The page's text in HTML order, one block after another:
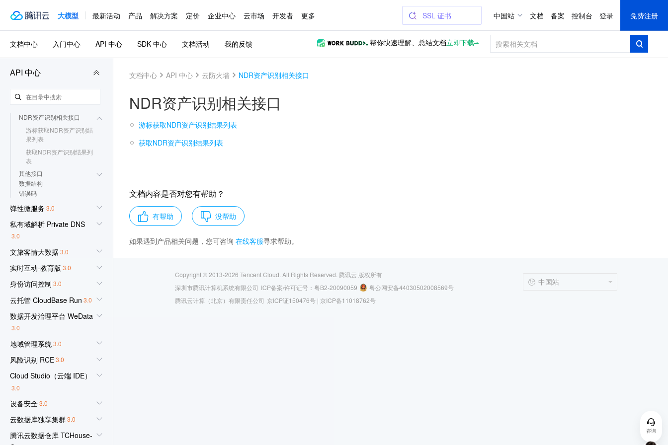
大模型 最新活动 产品 解决方案 定价 企业中心 云市场 开发者 更多 SSL 证书 中国站 文档 备案 控制台 登录 免费注册
API 中心
访问控制相关接口
防火墙状态相关接口
通用相关接口
AI安全场景相关接口
防火墙开关相关接口
资产中心相关接口
NDR资产识别相关接口
游标获取NDR资产识别结
果列表
获取NDR资产识别结果列
表
其他接口
数据结构
错误码
弹性微服务 3.0
私有域解析 Private DNS
3.0
文旅客情大数据3.0
实时互动-教育版 3.0
身份访问控制 3.0
云托管 CloudBase Run 3.0
数据开发治理平台 WeData
3.0
地域管理系统3.0
风险识别 RCE3.0
Cloud Studio（云端 IDE）
3.0
设备安全3.0
云数据库独享集群3.0
腾讯云数据仓库 TCHouse-
文档中心 入门中心 API 中心 SDK 中心 文档活动 我的反馈 帮你快速理解、总结文档立即下载
文档中心 API 中心 云防火墙 NDR资产识别相关接口
NDR资产识别相关接口
游标获取NDR资产识别结果列表
获取NDR资产识别结果列表
文档内容是否对您有帮助？
有帮助 没帮助
如果遇到产品相关问题，您可咨询 在线客服寻求帮助。
Copyright © 2013-2026 Tencent Cloud. All Rights Reserved. 腾讯云 版权所有
深圳市腾讯计算机系统有限公司 ICP备案/许可证号： 粤B2-20090059
粤公网安备44030502008569号
腾讯云计算（北京）有限责任公司 京ICP证150476号 | 京ICP备11018762号
中国站
咨询